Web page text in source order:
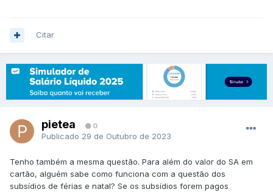
Citar
pietea 0
Publicado 29 de Outubro de 2023
Tenho também a mesma questão. Para além do valor do SA em
cartão, alguém sabe como funciona com a questão dos
subsídios de férias e natal? Se os subsídios forem pagos